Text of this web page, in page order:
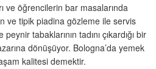
ve öğrencilerin bar masalarında
ve tipik piadina gözleme ile servis
tabaklarının tadını çıkardığı bir
dönüşüyor. Bologna’da yemek
kalitesi demektir.